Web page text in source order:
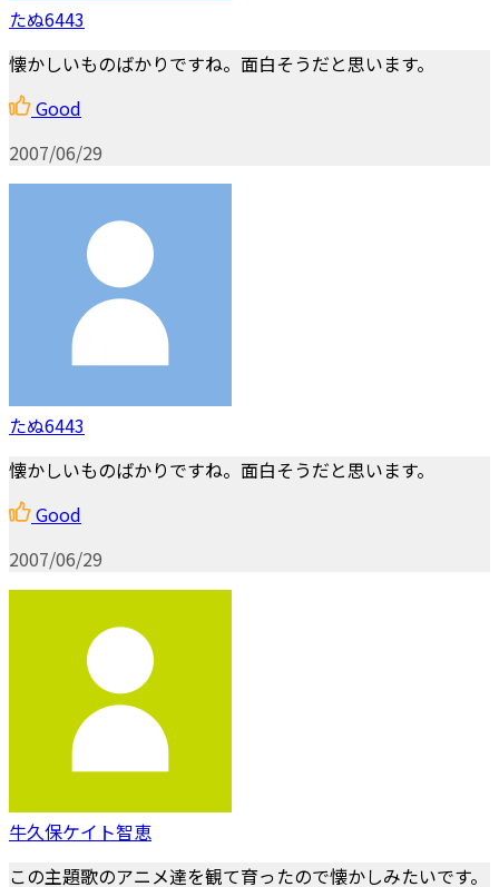
たぬ6443
懐かしいものばかりですね。面白そうだと思います。
Good
2007/06/29
たぬ6443
懐かしいものばかりですね。面白そうだと思います。
Good
2007/06/29
牛久保ケイト智恵
この主題歌のアニメ達を観て育ったので懐かしみたいです。